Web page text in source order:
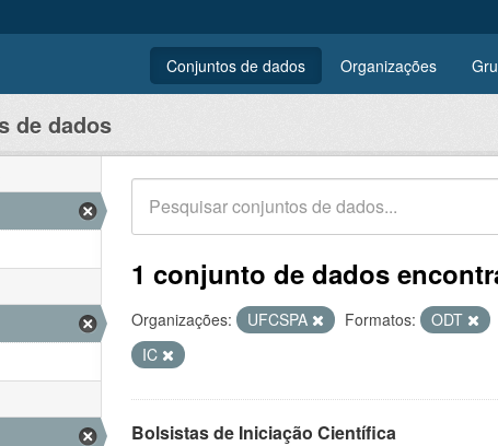
Conjuntos de dados Organizações
de dados
1 conjunto de dados
Organizações: UFCSPA Formatos: ODT
IC
Bolsistas de Iniciação Científica